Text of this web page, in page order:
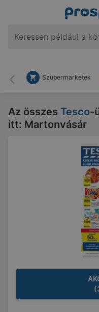
Vissza
Szupermarketek
Az összes Tesco-
itt: Martonvásár